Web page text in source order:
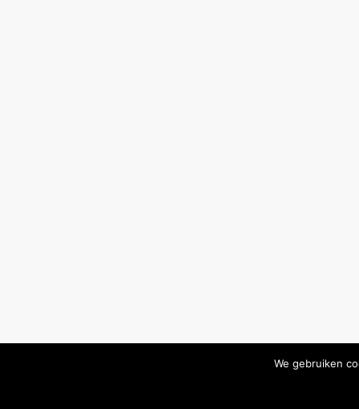
We gebruiken